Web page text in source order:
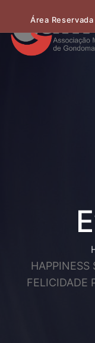
Área Reservada
HAPPINESS
FELICIDADE